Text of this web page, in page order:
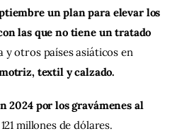
un plan para elevar los
las que no tiene un tratado
y otros países asiáticos en
textil y calzado.
2024 por los gravámenes al
millones de dólares.